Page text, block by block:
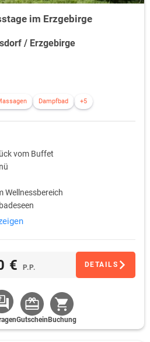
im Erzgebirge
/ Erzgebirge
Dampfbad +5
vom Buffet
Wellnessbereich
€ P.P. DETAILS
Gutschein Buchung